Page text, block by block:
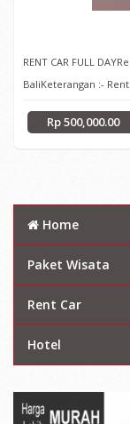
RENT CAR FULL
BaliKeterangan :-
Rp 500,000.00
Home
Paket Wisata
Rent Car
Hotel